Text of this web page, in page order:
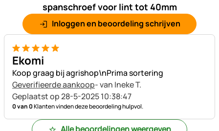
spanschroef voor lint tot 40mm
Inloggen en beoordeling schrijven
5 van 5
Ekomi
Koop graag bij agrishop\nPrima sortering
Geverifieerde aankoop- van Ineke T.
Geplaatst op 28-5-2025 10:38:47
0 van 0Klanten vinden deze beoordeling hulpvol.